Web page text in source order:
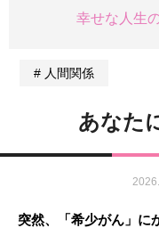
幸せな人生
人間関係
あなた
突然、「希少がん」に